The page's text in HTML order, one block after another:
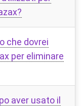
che dovrei
per eliminare
aver usato il